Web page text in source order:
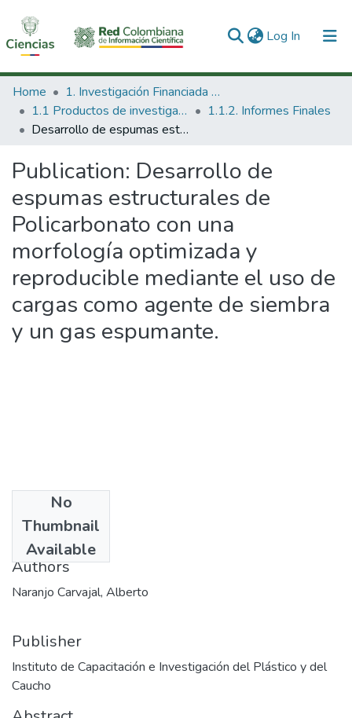
Log In (current)
Communities & Collections
All of DSpace
Home
1. Investigación Financiada con Recursos Públicos
1.1 Productos de investigación
1.1.2. Informes Finales
Desarrollo de espumas estructurales de Policarbonato con una morfología optimizada y reproducible mediante el uso de cargas como agente de siembra y un gas espumante.
Publication: Desarrollo de
espumas estructurales de
Policarbonato con una
morfología optimizada y
reproducible mediante el uso de
cargas como agente de siembra
y un gas espumante.
No
Thumbnail
Available
2010-04-27
Authors
Naranjo Carvajal, Alberto
Publisher
Instituto de Capacitación e Investigación del Plástico y del
Caucho